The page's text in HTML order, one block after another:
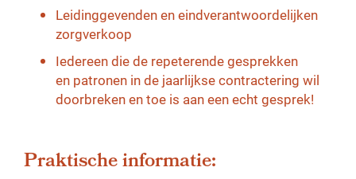
Leidinggevenden en eindverantwoordelijken
zorgverkoop
Iedereen die de repeterende gesprekken
en patronen in de jaarlijkse contractering wil
doorbreken en toe is aan een echt gesprek!
Praktische informatie: